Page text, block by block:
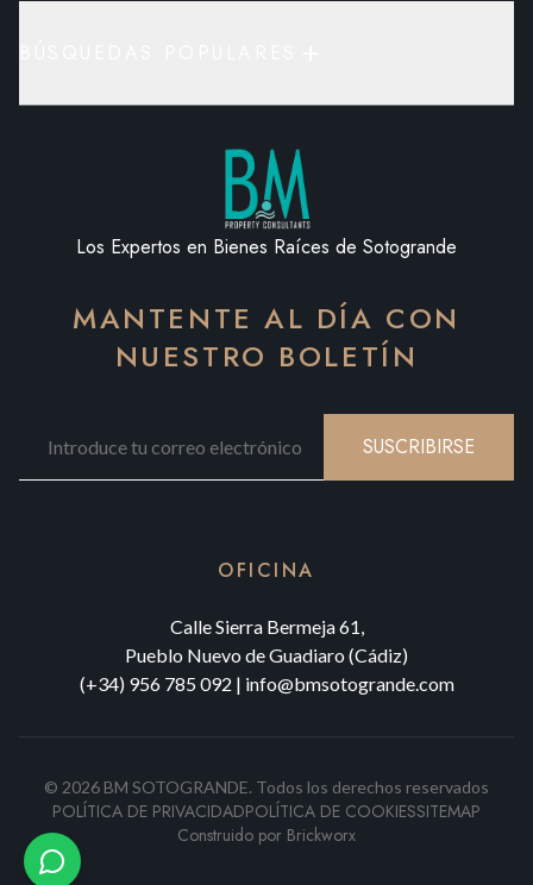
Los Expertos en Bienes Raíces de Sotogrande
MANTENTE AL DÍA CON
NUESTRO BOLETÍN
SUSCRIBIRSE
OFICINA
Calle Sierra Bermeja 61,
Pueblo Nuevo de Guadiaro (Cádiz)
(+34) 956 785 092 | info@bmsotogrande.com
© 2026 BM SOTOGRANDE. Todos los derechos reservados
POLÍTICA DE PRIVACIDADPOLÍTICA DE COOKIESSITEMAP
Construido por Brickworx